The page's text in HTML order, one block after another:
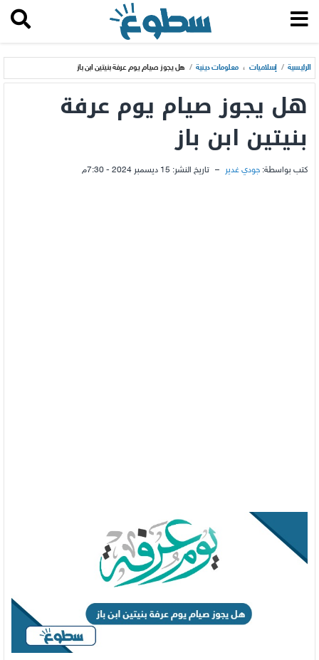
الرئيسية / إسلاميات ، معلومات دينية / هل يجوز صيام يوم عرفة بنيتين ابن باز
هل يجوز صيام يوم عرفة
بنيتين ابن باز
كتب بواسطة: جودي غدير – تاريخ النشر: 15 ديسمبر 2024 - 7:30م